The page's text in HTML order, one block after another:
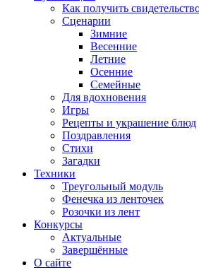
Как получить
Сценарии
Зимние
Весенние
Летние
Осенние
Семейные
Для вдохновения
Игры
Рецепты и украшение блюд
Поздравления
Стихи
Загадки
Техники
Треугольный модуль
Фенечка из ленточек
Розочки из лент
Конкурсы
Актуальные
Завершённые
О сайте